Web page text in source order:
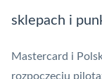
sklepach i
Mastercard i
rozpoczęciu